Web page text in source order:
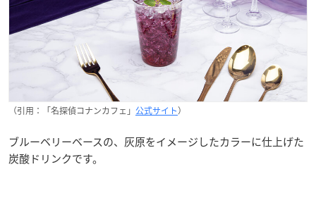
（引用：「名探偵コナンカフェ」 公式サイト）
ブルーベリーベースの、灰原をイメージしたカラーに仕上げた
炭酸ドリンクです。